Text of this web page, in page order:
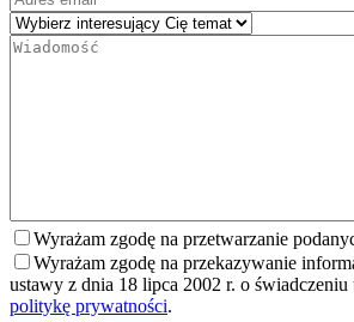
Wyrażam zgodę na przetwarzanie
Wyrażam zgodę na przekazywanie
ustawy z dnia 18 lipca 2002 r. o
politykę prywatności.